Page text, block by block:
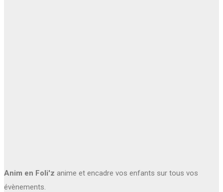
Anim en Foli'z anime et encadre vos enfants sur tous vos
évènements.